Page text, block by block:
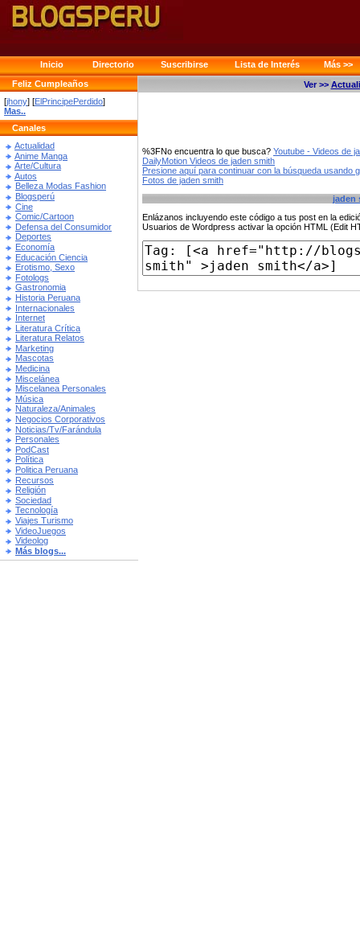
Inicio Directorio Suscribirse Lista de Interés
Más >>
Feliz Cumpleaños
[jhony] [ElPrincipePerdido]
Mas..
Canales
Actualidad
Anime Manga
Arte/Cultura
Autos
Belleza Modas Fashion
Blogsperú
Cine
Comic/Cartoon
Defensa del Consumidor
Deportes
Economía
Educación Ciencia
Erotismo, Sexo
Fotologs
Gastronomia
Historia Peruana
Internacionales
Internet
Literatura Crítica
Literatura Relatos
Marketing
Mascotas
Medicina
Miscelánea
Miscelanea Personales
Música
Naturaleza/Animales
Negocios Corporativos
Noticias/Tv/Farándula
Personales
PodCast
Política
Politica Peruana
Recursos
Religión
Sociedad
Tecnología
Viajes Turismo
VideoJuegos
Videolog
Más blogs...
Ver >>
%3FNo encuentra lo que busca? Youtube - Videos de
DailyMotion Videos de jaden smith
Presione aquí para continuar con la búsqueda usando
Fotos de jaden smith
jaden
Enlázanos incluyendo este código a tus post en la
Usuarios de Wordpress activar la opción HTML (Edit